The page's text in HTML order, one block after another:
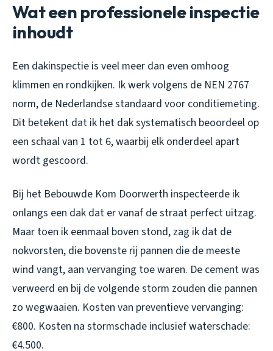
Wat een professionele inspectie
inhoudt
Een dakinspectie is veel meer dan even omhoog
klimmen en rondkijken. Ik werk volgens de NEN 2767
norm, de Nederlandse standaard voor conditiemeting.
Dit betekent dat ik het dak systematisch beoordeel op
een schaal van 1 tot 6, waarbij elk onderdeel apart
wordt gescoord.
Bij het Bebouwde Kom Doorwerth inspecteerde ik
onlangs een dak dat er vanaf de straat perfect uitzag.
Maar toen ik eenmaal boven stond, zag ik dat de
nokvorsten, die bovenste rij pannen die de meeste
wind vangt, aan vervanging toe waren. De cement was
verweerd en bij de volgende storm zouden die pannen
zo wegwaaien. Kosten van preventieve vervanging:
€800. Kosten na stormschade inclusief waterschade:
€4.500.